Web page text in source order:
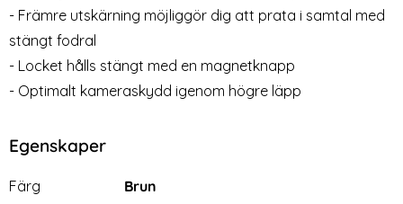
- Främre utskärning möjliggör dig att prata i samtal med
stängt fodral
- Locket hålls stängt med en magnetknapp
- Optimalt kameraskydd igenom högre läpp
Egenskaper
Egenskaper/attribut för denna produkt
Attribut
Färg
Brun